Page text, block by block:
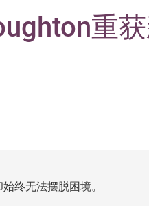
重获
终无法摆脱困境。